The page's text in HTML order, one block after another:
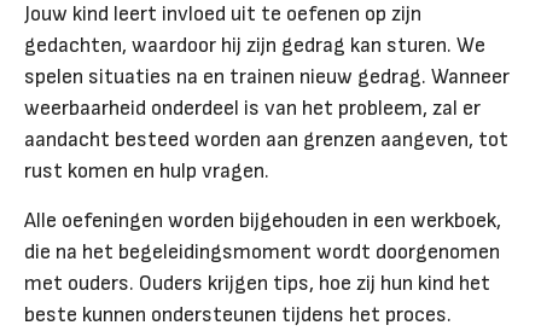
Jouw kind leert invloed uit te oefenen op zijn
gedachten, waardoor hij zijn gedrag kan sturen. We
spelen situaties na en trainen nieuw gedrag. Wanneer
weerbaarheid onderdeel is van het probleem, zal er
aandacht besteed worden aan grenzen aangeven, tot
rust komen en hulp vragen.
Alle oefeningen worden bijgehouden in een werkboek,
die na het begeleidingsmoment wordt doorgenomen
met ouders. Ouders krijgen tips, hoe zij hun kind het
beste kunnen ondersteunen tijdens het proces.